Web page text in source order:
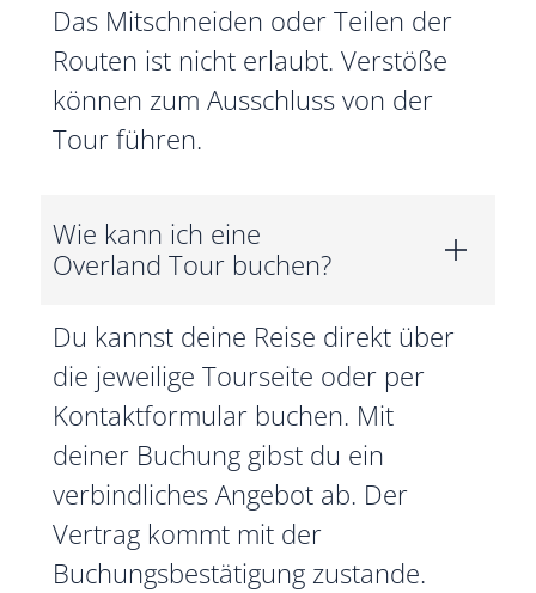
Das Mitschneiden oder Teilen der
Routen ist nicht erlaubt. Verstöße
können zum Ausschluss von der
Tour führen.
Wie kann ich eine
Overland Tour buchen?
Du kannst deine Reise direkt über
die jeweilige Tourseite oder per
Kontaktformular buchen. Mit
deiner Buchung gibst du ein
verbindliches Angebot ab. Der
Vertrag kommt mit der
Buchungsbestätigung zustande.